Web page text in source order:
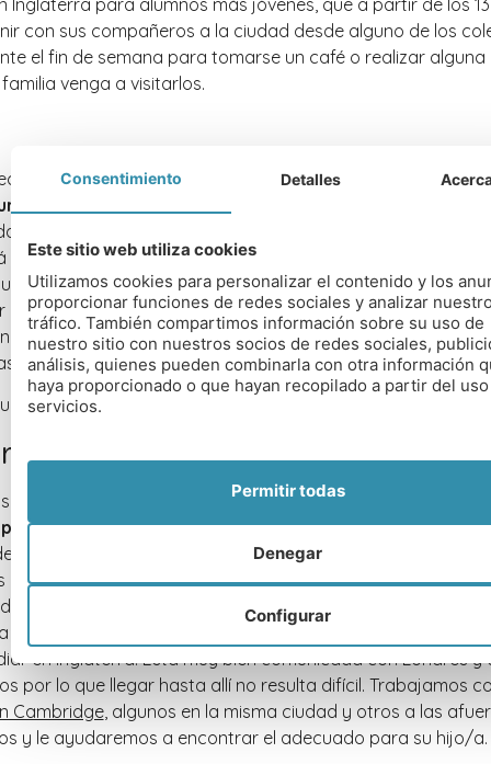
con sus compañeros a la ciudad desde alguno de los
el fin de semana para tomarse un café o realizar
venga a visitarlos.
ciudad del suroeste del paísreconocida por su
desde 1987. Se encuentra muy cerca del aeropuerto de
bien comunicada con algunas ciudades españolas.
antiguos baños romanos, tiene unos 100.000 habitantes,
caminando a todas partes. Trabajamos con varios
a un paseo del centro de la ciudad. Consúltenos si le
ciudades más bonitas del país.
llama así por encontrarse a orillas del rio Cam y es
su prestigiosísima Universidad, que data del 1209. El
la ciudad, por lo que es habitual ver a gente practicando
disfrutando del Punting, que es una excursión en barca por
de parques y zonas verdes, además de la posibilidad
a casi cualquier parte la convierten en una de las mejores
en Inglaterra. Está muy bien comunicada con Londres y
por lo que llegar hasta allí no resulta difícil. Trabajamos
Cambridge, algunos en la misma ciudad y otros a las
y le ayudaremos a encontrar el adecuado para su hijo/a.
Consentimiento Detalles
Este sitio web utiliza cookies
Utilizamos cookies para personalizar el contenido y los
proporcionar funciones de redes sociales y analizar
tráfico. También compartimos información sobre su uso de
nuestro sitio con nuestros socios de redes sociales,
análisis, quienes pueden combinarla con otra información
haya proporcionado o que hayan recopilado a partir del
servicios.
Configurar
Denegar
Permitir todas